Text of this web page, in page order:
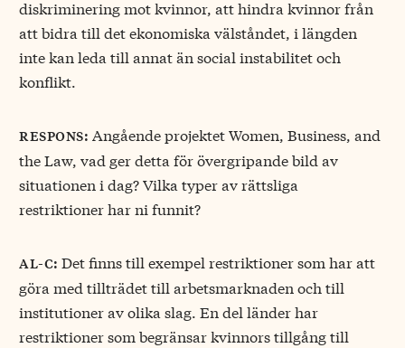
diskriminering mot kvinnor, att hindra kvinnor från
att bidra till det ekonomiska välståndet, i längden
inte kan leda till annat än social instabilitet och
konflikt.
respons: Angående projektet Women, Business, and
the Law, vad ger detta för övergripande bild av
situationen i dag? Vilka typer av rättsliga
restriktioner har ni funnit?
al-c: Det finns till exempel restriktioner som har att
göra med tillträdet till arbetsmarknaden och till
institutioner av olika slag. En del länder har
restriktioner som begränsar kvinnors tillgång till